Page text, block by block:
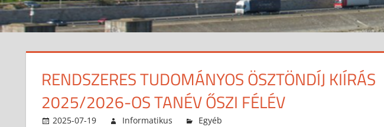
RENDSZERES TUDOMÁNYOS ÖSZTÖNDÍJ KIÍRÁS
2025/2026-OS TANÉV ŐSZI FÉLÉV
2025-07-19 Informatikus Egyéb